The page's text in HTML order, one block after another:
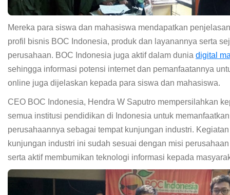
Mereka para siswa dan mahasiswa mendapatkan
profil bisnis BOC Indonesia, produk dan layanannya serta
perusahaan. BOC Indonesia juga aktif dalam dunia digital
sehingga informasi potensi internet dan pemanfaatannya
online juga dijelaskan kepada para siswa dan mahasiswa.
CEO BOC Indonesia, Hendra W Saputro mempersilahkan
semua institusi pendidikan di Indonesia untuk memanfaatkan
perusahaannya sebagai tempat kunjungan industri. Kegiatan
kunjungan industri ini sudah sesuai dengan misi
serta aktif membumikan teknologi informasi kepada